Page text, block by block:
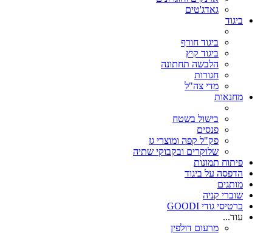
גאדג'טים
ביגוד
ביגוד חורף
ביגוד קיץ
הלבשה תחתונה
חגורות
מדי צה"ל
מחנאות
בישול בשטח
פנסים
פק"ל קפה ומוצרי גז
שלוקרים ובקבוקי שתיה
פיתוח תמונות
הדפסה על ביגוד
מותגים
שוברי קניה
כרטיסי גודי GOODI
עוד...
מרעום דולפין